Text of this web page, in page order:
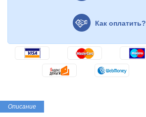
Как оплатить?
Описание